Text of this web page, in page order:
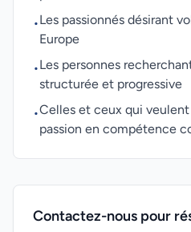
•Les passionnés désirant
Europe
•Les personnes
structurée et progressive
•Celles et ceux qui
passion en compétence
Contactez-nous pour